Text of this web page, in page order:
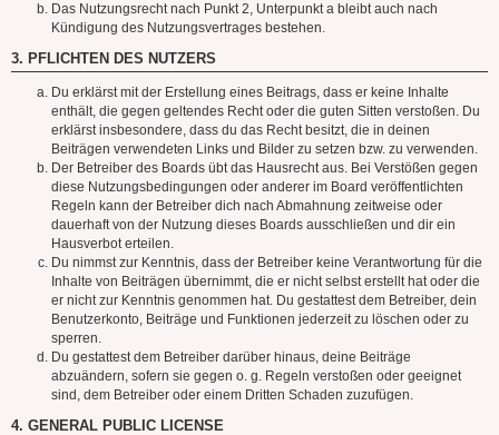
Das Nutzungsrecht nach Punkt 2, Unterpunkt a bleibt auch nach
Kündigung des Nutzungsvertrages bestehen.
3. PFLICHTEN DES NUTZERS
Du erklärst mit der Erstellung eines Beitrags, dass er keine Inhalte
enthält, die gegen geltendes Recht oder die guten Sitten verstoßen. Du
erklärst insbesondere, dass du das Recht besitzt, die in deinen
Beiträgen verwendeten Links und Bilder zu setzen bzw. zu verwenden.
Der Betreiber des Boards übt das Hausrecht aus. Bei Verstößen gegen
diese Nutzungsbedingungen oder anderer im Board veröffentlichten
Regeln kann der Betreiber dich nach Abmahnung zeitweise oder
dauerhaft von der Nutzung dieses Boards ausschließen und dir ein
Hausverbot erteilen.
Du nimmst zur Kenntnis, dass der Betreiber keine Verantwortung für die
Inhalte von Beiträgen übernimmt, die er nicht selbst erstellt hat oder die
er nicht zur Kenntnis genommen hat. Du gestattest dem Betreiber, dein
Benutzerkonto, Beiträge und Funktionen jederzeit zu löschen oder zu
sperren.
Du gestattest dem Betreiber darüber hinaus, deine Beiträge
abzuändern, sofern sie gegen o. g. Regeln verstoßen oder geeignet
sind, dem Betreiber oder einem Dritten Schaden zuzufügen.
4. GENERAL PUBLIC LICENSE